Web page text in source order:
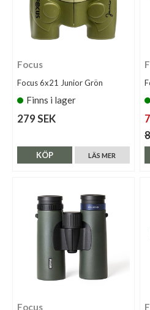
Focus
Focus 6x21 Junior Grön
Finns i lager
279 SEK
LÄS MER
KÖP
Focus